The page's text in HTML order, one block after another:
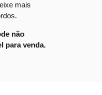
mais
não
para venda.